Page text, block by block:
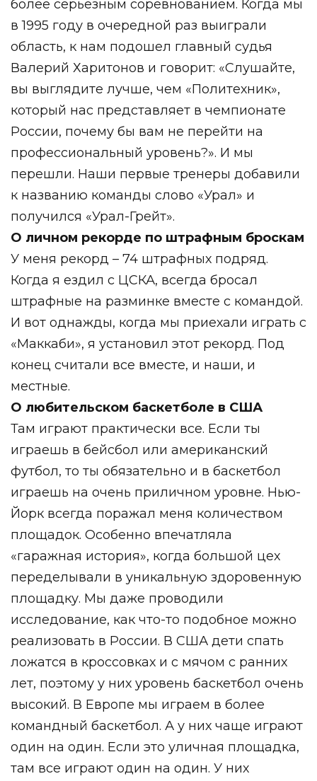
более серьезным соревнованием. Когда мы
в 1995 году в очередной раз выиграли
область, к нам подошел главный судья
Валерий Харитонов и говорит: «Слушайте,
вы выглядите лучше, чем «Политехник»,
который нас представляет в чемпионате
России, почему бы вам не перейти на
профессиональный уровень?». И мы
перешли. Наши первые тренеры добавили
к названию команды слово «Урал» и
получился «Урал-Грейт».
О личном рекорде по штрафным броскам
У меня рекорд – 74 штрафных подряд.
Когда я ездил с ЦСКА, всегда бросал
штрафные на разминке вместе с командой.
И вот однажды, когда мы приехали играть с
«Маккаби», я установил этот рекорд. Под
конец считали все вместе, и наши, и
местные.
О любительском баскетболе в США
Там играют практически все. Если ты
играешь в бейсбол или американский
футбол, то ты обязательно и в баскетбол
играешь на очень приличном уровне. Нью-
Йорк всегда поражал меня количеством
площадок. Особенно впечатляла
«гаражная история», когда большой цех
переделывали в уникальную здоровенную
площадку. Мы даже проводили
исследование, как что-то подобное можно
реализовать в России. В США дети спать
ложатся в кроссовках и с мячом с ранних
лет, поэтому у них уровень баскетбол очень
высокий. В Европе мы играем в более
командный баскетбол. А у них чаще играют
один на один. Если это уличная площадка,
там все играют один на один. У них